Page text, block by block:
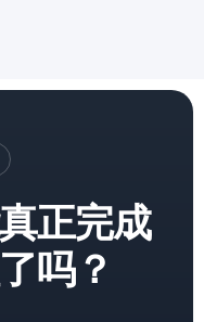
正完成
吗？